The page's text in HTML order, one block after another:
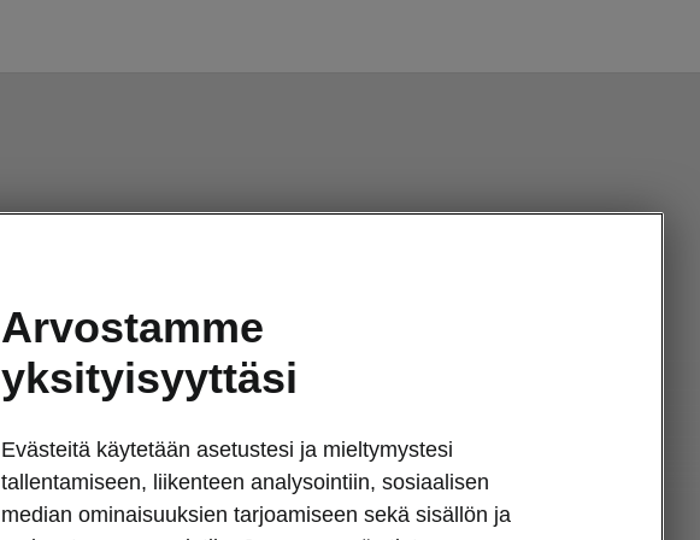
Arvostamme
yksityisyyttäsi
Evästeitä käytetään asetustesi ja mieltymystesi
tallentamiseen, liikenteen analysointiin, sosiaalisen
median ominaisuuksien tarjoamiseen sekä sisällön ja